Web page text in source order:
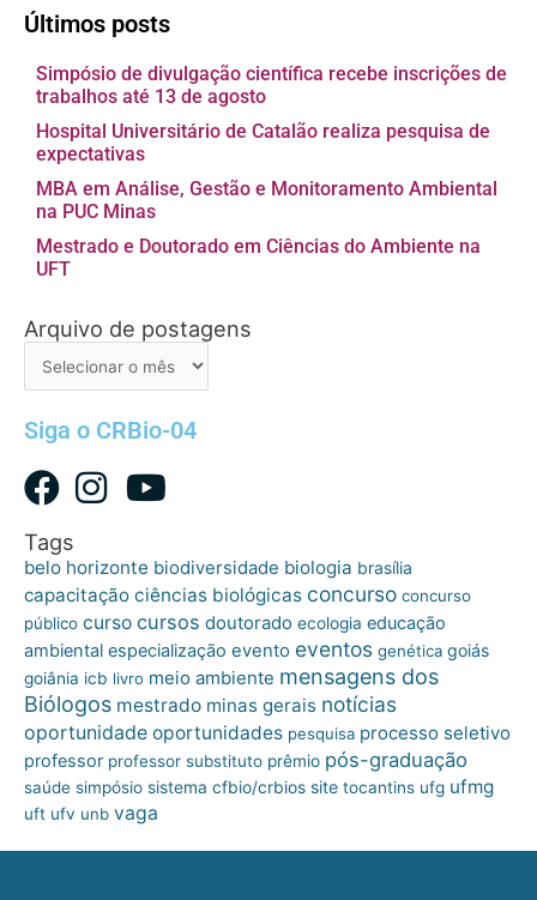
Últimos posts
Simpósio de divulgação científica recebe inscrições de
trabalhos até 13 de agosto
Hospital Universitário de Catalão realiza pesquisa de
expectativas
MBA em Análise, Gestão e Monitoramento Ambiental
na PUC Minas
Mestrado e Doutorado em Ciências do Ambiente na
UFT
Arquivo de postagens
Arquivo
Siga o CRBio-04
Tags
belo horizonte biodiversidade biologia brasília
capacitação ciências biológicas concurso concurso
público curso cursos doutorado ecologia educação
ambiental especialização evento eventos genética goiás
goiânia icb livro meio ambiente mensagens dos
Biólogos mestrado minas gerais notícias
oportunidade oportunidades pesquisa processo seletivo
professor professor substituto prêmio pós-graduação
saúde simpósio sistema cfbio/crbios site tocantins ufg ufmg
uft ufv unb vaga